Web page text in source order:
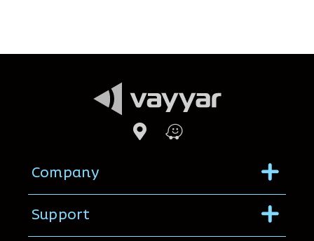
Company Menu
Support Menu